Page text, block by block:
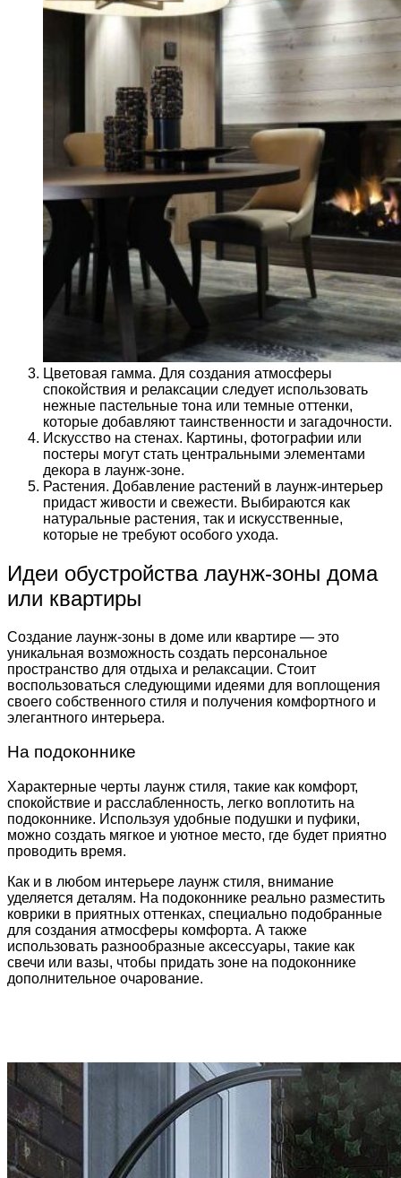
Цветовая гамма. Для создания атмосферы
спокойствия и релаксации следует использовать
нежные пастельные тона или темные оттенки,
которые добавляют таинственности и загадочности.
Искусство на стенах. Картины, фотографии или
постеры могут стать центральными элементами
декора в лаунж-зоне.
Растения. Добавление растений в лаунж-интерьер
придаст живости и свежести. Выбираются как
натуральные растения, так и искусственные,
которые не требуют особого ухода.
Идеи обустройства лаунж-зоны дома
или квартиры
Создание лаунж-зоны в доме или квартире — это
уникальная возможность создать персональное
пространство для отдыха и релаксации. Стоит
воспользоваться следующими идеями для воплощения
своего собственного стиля и получения комфортного и
элегантного интерьера.
На подоконнике
Характерные черты лаунж стиля, такие как комфорт,
спокойствие и расслабленность, легко воплотить на
подоконнике. Используя удобные подушки и пуфики,
можно создать мягкое и уютное место, где будет приятно
проводить время.
Как и в любом интерьере лаунж стиля, внимание
уделяется деталям. На подоконнике реально разместить
коврики в приятных оттенках, специально подобранные
для создания атмосферы комфорта. А также
использовать разнообразные аксессуары, такие как
свечи или вазы, чтобы придать зоне на подоконнике
дополнительное очарование.